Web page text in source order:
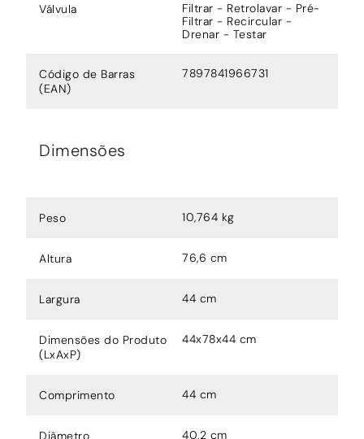
Válvula
Filtrar - Retrolavar - Pré-
Filtrar - Recircular -
Drenar - Testar
Código de Barras
(EAN)
7897841966731
Dimensões
Peso 10,764 kg
Altura 76,6 cm
Largura 44 cm
Dimensões do Produto
(LxAxP)
44x78x44 cm
Comprimento 44 cm
Diâmetro 40,2 cm